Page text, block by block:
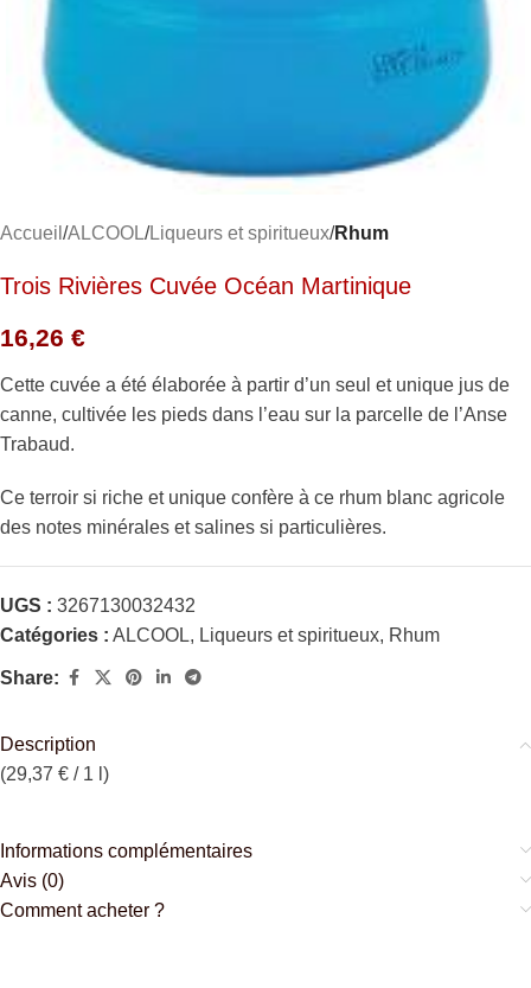
Accueil ALCOOL Liqueurs et spiritueux Rhum
Trois Rivières Cuvée Océan Martinique
16,26 €
Cette cuvée a été élaborée à partir d’un seul et unique jus de
canne, cultivée les pieds dans l’eau sur la parcelle de l’Anse
Trabaud.
Ce terroir si riche et unique confère à ce rhum blanc agricole
des notes minérales et salines si particulières.
UGS : 3267130032432
Catégories : ALCOOL, Liqueurs et spiritueux, Rhum
Share:
Description
(29,37 € / 1 l)
Informations complémentaires
Avis (0)
Comment acheter ?